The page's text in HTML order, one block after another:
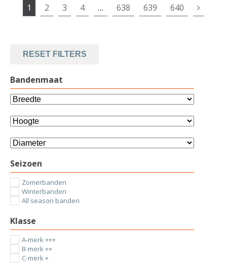
1 2 3 4 … 638 639 640
RESET FILTERS
Bandenmaat
Seizoen
Zomerbanden
Winterbanden
All season banden
Klasse
A-merk +++
B-merk ++
C-merk +